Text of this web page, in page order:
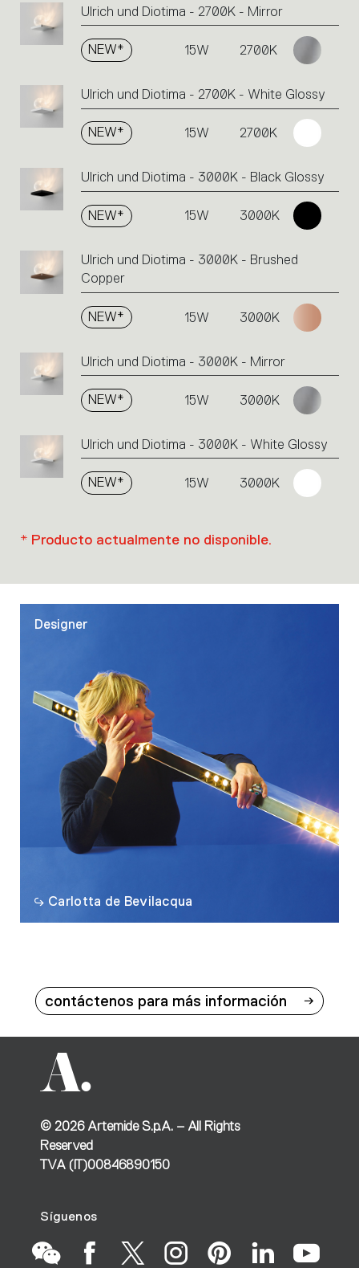
Ulrich und Diotima - 2700K - Mirror
NEW* 15W 2700K
Ulrich und Diotima - 2700K - White Glossy
NEW* 15W 2700K
Ulrich und Diotima - 3000K - Black Glossy
NEW* 15W 3000K
Ulrich und Diotima - 3000K - Brushed
Copper
NEW* 15W 3000K
Ulrich und Diotima - 3000K - Mirror
NEW* 15W 3000K
Ulrich und Diotima - 3000K - White Glossy
NEW* 15W 3000K
* Producto actualmente no disponible.
Designer
Carlotta de Bevilacqua
contáctenos para más información
© 2026Artemide S.p.A. – All Rights
Reserved
TVA (IT)00846890150
Síguenos